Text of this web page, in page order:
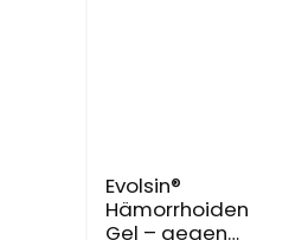
Evolsin®
Hämorrhoiden
Gel – gegen